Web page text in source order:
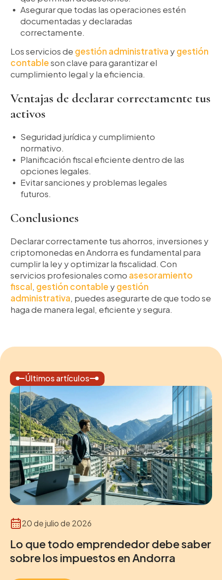
Asegurar que todas las operaciones estén
documentadas y declaradas
correctamente.
Los servicios de gestión administrativa ygestión
contableson clave para garantizar el
cumplimiento legal y la eficiencia.
Ventajas de declarar correctamente tus
activos
Seguridad jurídica y cumplimiento
normativo.
Planificación fiscal eficiente dentro de las
opciones legales.
Evitar sanciones y problemas legales
futuros.
Conclusiones
Declarar correctamente tus ahorros, inversiones y
criptomonedas en Andorra es fundamental para
cumplir la ley y optimizar la fiscalidad. Con
servicios profesionales como asesoramiento
fiscal, gestión contable ygestión
administrativa, puedes asegurarte de que todo se
haga de manera legal, eficiente y segura.
Últimos artículos
20 de julio de 2026
Lo que todo emprendedor debe saber
sobre los impuestos en Andorra